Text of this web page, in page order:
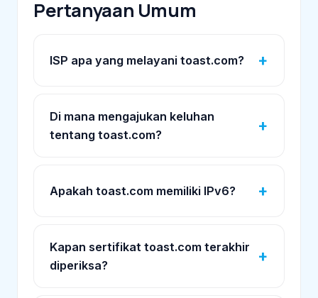
Pertanyaan Umum
ISP apa yang melayani toast.com?
Di mana mengajukan keluhan
tentang toast.com?
Apakah toast.com memiliki IPv6?
Kapan sertifikat toast.com terakhir
diperiksa?